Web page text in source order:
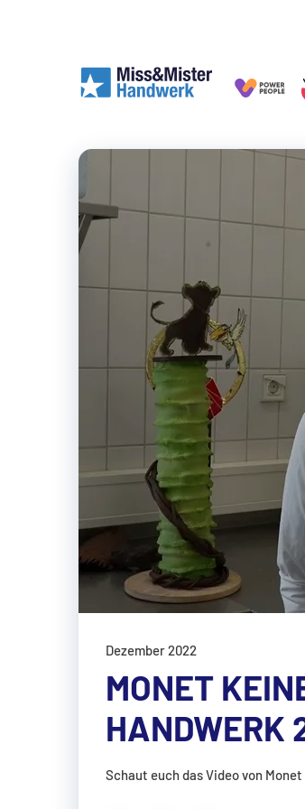
Dezember 2022
MONET
HANDWERK
Schaut euch das Video von